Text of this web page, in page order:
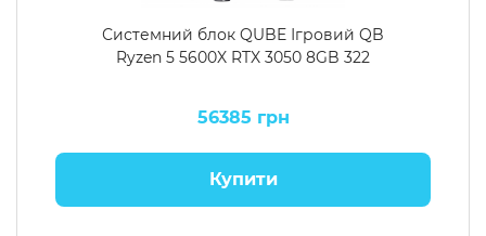
Системний блок QUBE Ігровий QB
Ryzen 5 5600X RTX 3050 8GB 322
56385 грн
Купити